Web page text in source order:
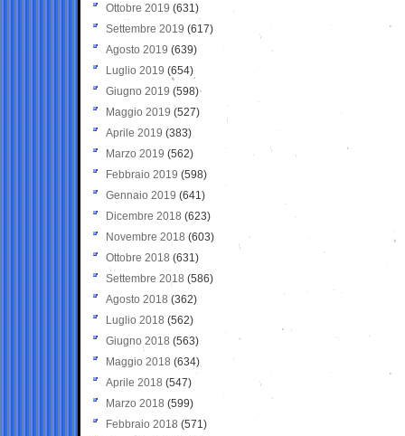
Ottobre 2019 (631)
Settembre 2019 (617)
Agosto 2019 (639)
Luglio 2019 (654)
Giugno 2019 (598)
Maggio 2019 (527)
Aprile 2019 (383)
Marzo 2019 (562)
Febbraio 2019 (598)
Gennaio 2019 (641)
Dicembre 2018 (623)
Novembre 2018 (603)
Ottobre 2018 (631)
Settembre 2018 (586)
Agosto 2018 (362)
Luglio 2018 (562)
Giugno 2018 (563)
Maggio 2018 (634)
Aprile 2018 (547)
Marzo 2018 (599)
Febbraio 2018 (571)